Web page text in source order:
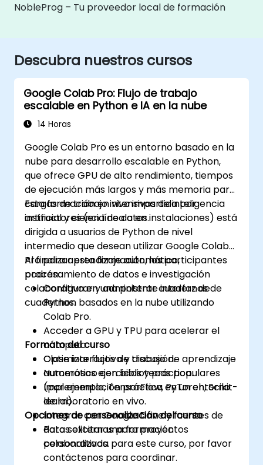
NobleProg – Tu proveedor local de formación
Descubra nuestros cursos
Google Colab Pro: Flujo de trabajo
escalable en Python e IA en la nube
14 Horas
Google Colab Pro es un entorno basado en la
nube para desarrollo escalable en Python,
que ofrece GPU de alto rendimiento, tiempos
de ejecución más largos y más memoria para
cargas de trabajo intensivas de inteligencia
artificial y ciencia de datos.
Esta formación en vivo impartida por
instructores (en línea o en instalaciones) está
dirigida a usuarios de Python de nivel
intermedio que desean utilizar Google Colab
Pro para aprendizaje automático,
procesamiento de datos e investigación
colaborativa en una potente interfaz de
cuadernos.
Al finalizar esta formación, los participantes
podrán:
Configurar y administrar cuadernos de
Python basados en la nube utilizando
Colab Pro.
Acceder a GPU y TPU para acelerar el
cómputo.
Optimizar flujos de trabajo de aprendizaje
automático con bibliotecas populares
(por ejemplo, TensorFlow, PyTorch, Scikit-
learn).
Integrar con Google Drive y fuentes de
datos externas para proyectos
colaborativos.
Formato del curso
Clase interactiva y discusión.
Numerosos ejercicios y práctica.
Implementación práctica en un entorno
de laboratorio en vivo.
Opciones de personalización del curso
Para solicitar una formación
personalizada para este curso, por favor
contáctenos para coordinar.